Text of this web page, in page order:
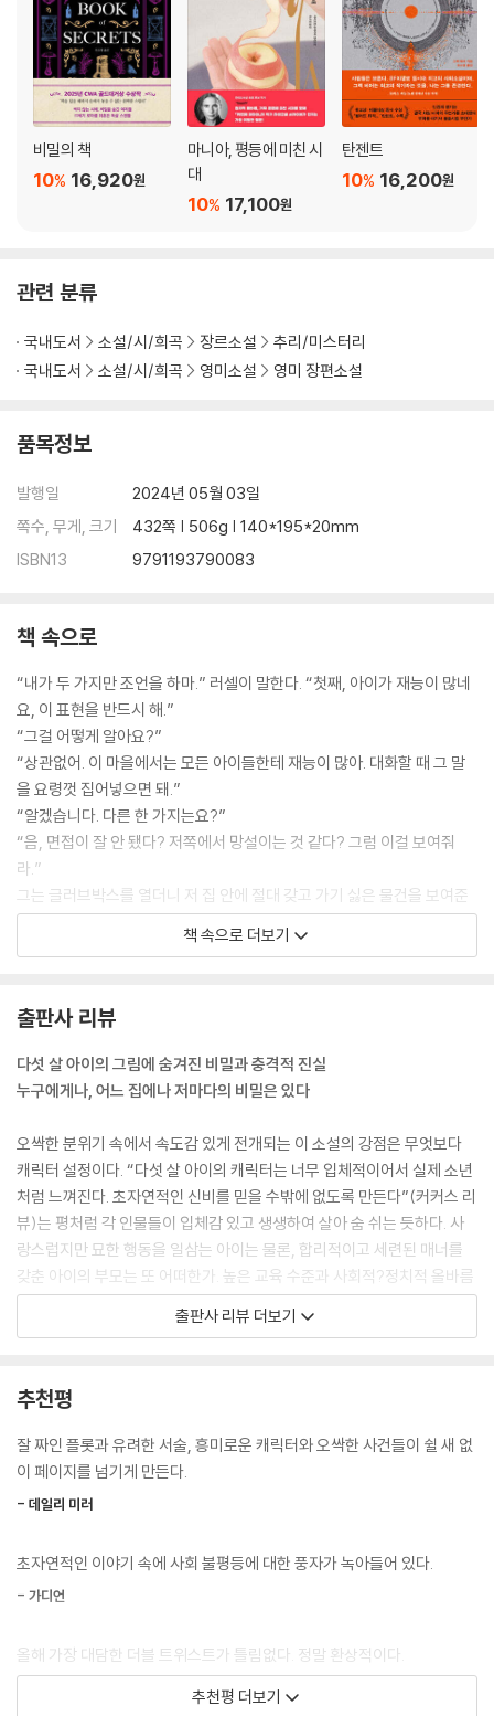
비밀의 책
16,920원
10%
마니아, 평등에 미친 시
대
17,100원
10%
탄젠트
16,200원
10%
관련 분류
국내도서 소설/시/희곡 장르소설
추리/미스터리
국내도서
소설/시/희곡 영미소설 영미 장편소설
품목정보
발행일
2024년 05월 03일
쪽수, 무게, 크기
432쪽 | 506g | 140*195*20mm
ISBN13
9791193790083
책 속으로
“내가 두 가지만 조언을 하마.” 러셀이 말한다. “첫째, 아이가 재능이 많네
요, 이 표현을 반드시 해.”
“그걸 어떻게 알아요?”
“상관없어. 이 마을에서는 모든 아이들한테 재능이 많아. 대화할 때 그 말
을 요령껏 집어넣으면 돼.”
“알겠습니다. 다른 한 가지는요?”
“음, 면접이 잘 안 됐다? 저쪽에서 망설이는 것 같다? 그럼 이걸 보여줘
라.”
그는 글러브박스를 열더니 저 집 안에 절대 갖고 가기 싫은 물건을 보여준
다.
재활센터에서 무시무시한 이야기를 많이 들었기 때문에 그의 말이 맞을 수
있다는 것을 알고 있다. 나는 그 멍청한 물건을 집어 들고 가방에 깊이 쑤셔
넣는다.
캐럴라인은 마지막 그림을 보고 놀란 것 같다. “이 그림은 치운 줄 알았는
데.” 하지만 이제 설명하지 않을 수 없는 상황이다. “이건 테디와, 음, 특별
한 친구예요.”
“애냐. 그 친구 이름은 애냐예요.”
“그래, 애냐.” 캐럴라인은 장단을 맞춰달라는 뜻으로 나를 향해 한쪽 눈을
깜빡한다. “엄마, 아빠가 일하고 있을 때 테디랑 놀아주니까 우리 모두 애
냐를 좋아해요.”
나는 애냐가 뭔가 특이한 상상 속의 놀이 동무인 것 같아서 좋은 말을 해주
“맞아요!” 캐럴라인은 내가 상황을 곧장 파악하는 걸 보고 마음을 놓는다.
“애냐가 지금도 있니? 이 방에 우리랑 같이 있어?”
테디는 가족실을 둘러보더니 다시 그림을 바라본다.
“아뇨.”
나는 스타벅스에 들어가서 아이스 딸기레모네이드를 주문한다. 재활 중인
중독자로서 나는 정신적인 자극을 주는 음료에는 손을 대지 않기로 결심했
매장 반대편에서 블랙커피를 마시며 《필라델피아 인콰이어러》 스포츠면
을 보고 있는 러셀이 눈에 띈다. 그는 아마 미국에서 종이 신문을 아직도 구
책 속으로 더보기
출판사 리뷰
다섯 살 아이의 그림에 숨겨진 비밀과 충격적 진실
누구에게나, 어느 집에나 저마다의 비밀은 있다
오싹한 분위기 속에서 속도감 있게 전개되는 이 소설의 강점은 무엇보다
캐릭터 설정이다. “다섯 살 아이의 캐릭터는 너무 입체적이어서 실제 소년
처럼 느껴진다. 초자연적인 신비를 믿을 수밖에 없도록 만든다”(커커스 리
뷰)는 평처럼 각 인물들이 입체감 있고 생생하여 살아 숨 쉬는 듯하다. 사
랑스럽지만 묘한 행동을 일삼는 아이는 물론, 합리적이고 세련된 매너를
갖춘 아이의 부모는 또 어떠한가. 높은 교육 수준과 사회적?정치적 올바름
을 갖춘 자부심 넘치는 중산층의 전형처럼 보이는데, 순간순간 비어져 나
오는 비논리와 과학으로 포장한 독선은 그들의 우월의식을 폭로하고 있다.
감싸 안는 대목이다. 이러한 등장인물의 입체성은 주인공 맬러리에게서 극
대화된다. 평범한 고교 육상선수 유망주였던 열아홉 살짜리 소녀가 여동생
의 죽음과 그에 따른 중독의 소용돌이로 인해 죄책감과 슬픔으로 고군분투
의 부유한 가정에서 보모 일을 하면서 맬러리는 자신이 그토록 갈망하던
달리기를 하면서, 그리고 사랑스러운 다섯 살 아이와 유대감을 형성하면서
과거의 상처를 치유해 나간다. 그림 그리기를 좋아하는 소년은 나무, 토끼,
를 숲으로 끌고 가는 기이한 그림을 그린다. 날이 갈수록 아이의 작품은 섬
뜩해지고, 삐뚤빼뚤 어설프던 그림의 선은 아이의 능력을 훨씬 뛰어넘는
더 상세하고 복잡하며 생생한 스케치로 꾸준히 진화한다. 맬러리는 이것이
출판사 리뷰 더보기
추천평
잘 짜인 플롯과 유려한 서술, 흥미로운 캐릭터와 오싹한 사건들이 쉴 새 없
이 페이지를 넘기게 만든다.
- 데일리 미러
초자연적인 이야기 속에 사회 불평등에 대한 풍자가 녹아들어 있다.
- 가디언
올해 가장 대담한 더블 트위스트가 틀림없다. 정말 환상적이다.
추천평 더보기